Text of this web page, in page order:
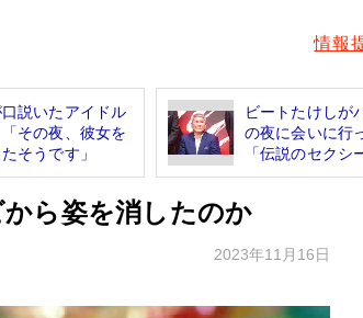
情報
説いたアイドル
その夜、彼女を
そうです」
ビートたけしが
の夜に会いに行
「伝説のセクシ
ら姿を消したのか
2023年11月16日